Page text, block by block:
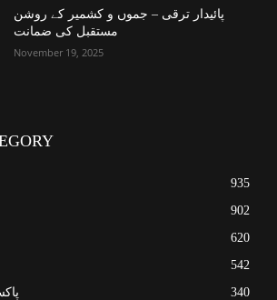
پائیدار ترقی – جموں و کشمیر کے روشن
مستقبل کی ضمانت
November 19, 2025
935
902
620
542
340